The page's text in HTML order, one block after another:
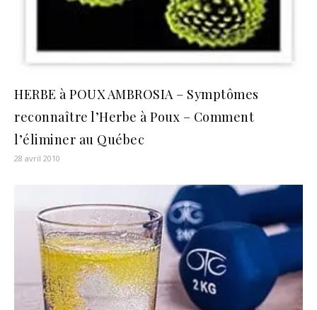
HERBE à POUX AMBROSIA – Symptômes
reconnaître l’Herbe à Poux – Comment
l’éliminer au Québec
28 avril 2010